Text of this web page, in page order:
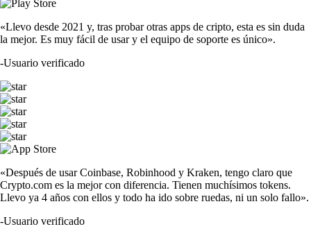
«Llevo desde 2021 y, tras probar otras apps de cripto, esta es sin duda
la mejor. Es muy fácil de usar y el equipo de soporte es único».
-Usuario verificado
«Después de usar Coinbase, Robinhood y Kraken, tengo claro que
Crypto.com es la mejor con diferencia. Tienen muchísimos tokens.
Llevo ya 4 años con ellos y todo ha ido sobre ruedas, ni un solo fallo».
-Usuario verificado